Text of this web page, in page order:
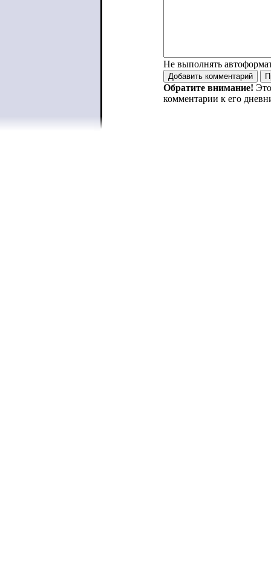
Не выполнять
Обратите внимание!
комментарии к его